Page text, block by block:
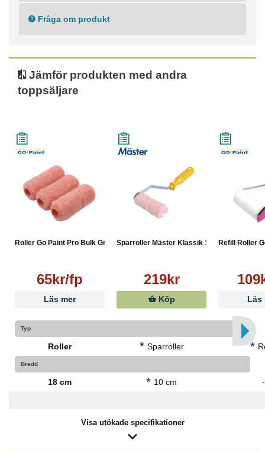
Fråga om produkt
Jämför produkten med andra
toppsäljare
Roller Go Paint Pro Bulk Gr...
65kr/fp
Läs mer
Sparroller Mäster Klassik 1...
219kr
Köp
Refill Roller
Läs
Typ
Roller * Sparroller *
Bredd
18 cm * 10 cm -
Visa utökade specifikationer